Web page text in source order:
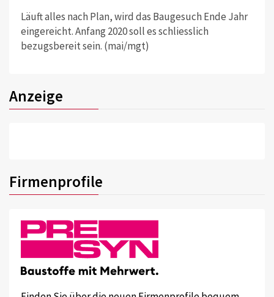
Läuft alles nach Plan, wird das Baugesuch Ende Jahr
eingereicht. Anfang 2020 soll es schliesslich
bezugsbereit sein. (mai/mgt)
Anzeige
Firmenprofile